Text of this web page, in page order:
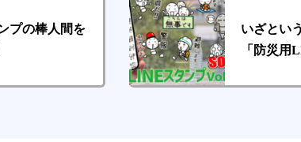
プの棒人間を
いざとい
「防災用